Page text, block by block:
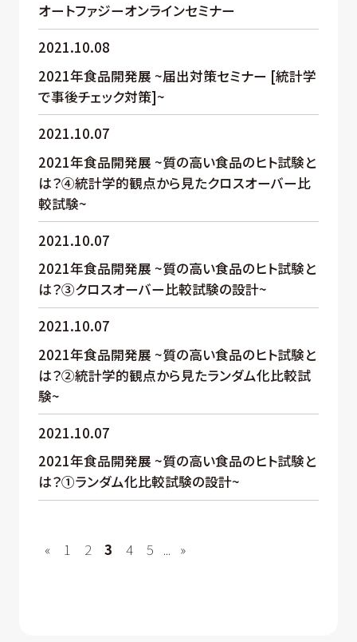
オートファジーオンラインセミナー
2021.10.08
2021年食品開発展 ~届出対策セミナー [統計学
で事後チェック対策]~
2021.10.07
2021年食品開発展 ~質の高い食品のヒト試験と
は？④統計学的観点から見たクロスオーバー比
較試験~
2021.10.07
2021年食品開発展 ~質の高い食品のヒト試験と
は？③クロスオーバー比較試験の設計~
2021.10.07
2021年食品開発展 ~質の高い食品のヒト試験と
は？②統計学的観点から見たランダム化比較試
験~
2021.10.07
2021年食品開発展 ~質の高い食品のヒト試験と
は？①ランダム化比較試験の設計~
« 1 2 3 4 5 ... »